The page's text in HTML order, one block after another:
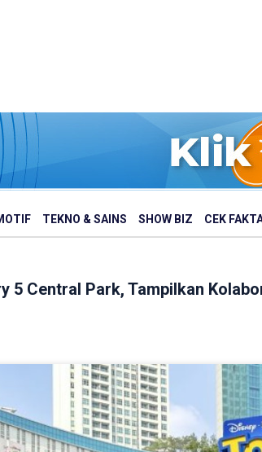
TEKNO & SAINS SHOW BIZ CEK
5 Central Park, Tampilkan